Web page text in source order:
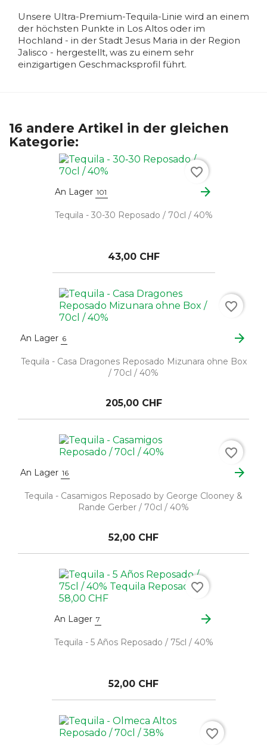
Unsere Ultra-Premium-Tequila-Linie wird an einem
der höchsten Punkte in Los Altos oder im
Hochland - in der Stadt Jesus Maria in der Region
Jalisco - hergestellt, was zu einem sehr
einzigartigen Geschmacksprofil führt.
16 andere Artikel in der gleichen
Kategorie:
An Lager 101 arrow_forward
Tequila - 30-30 Reposado / 70cl / 40%
43,00 CHF
favorite_border
An Lager 6 arrow_forward
Tequila - Casa Dragones Reposado Mizunara ohne Box
/ 70cl / 40%
205,00 CHF
favorite_border
An Lager 16 arrow_forward
Tequila - Casamigos Reposado by George Clooney &
Rande Gerber / 70cl / 40%
52,00 CHF
favorite_border
An Lager 7 arrow_forward
Tequila - 5 Años Reposado / 75cl / 40%
52,00 CHF
favorite_border
favorite_border